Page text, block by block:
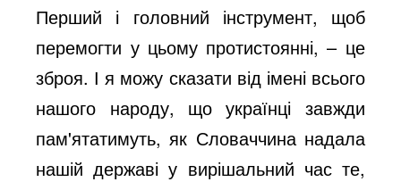
e
o
Перший і головний інструмент, щоб
перемогти у цьому протистоянні, – це
зброя. І я можу сказати від імені всього
нашого народу, що українці завжди
пам'ятатимуть, як Словаччина надала
нашій державі у вирішальний час те,